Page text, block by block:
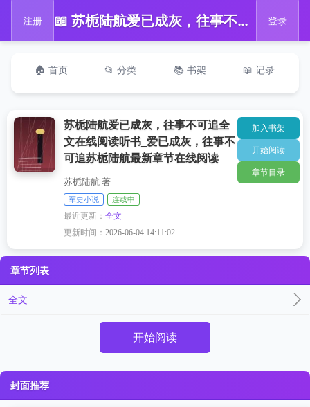
注册 📖 苏栀陆航爱已成灰，往事不可追全文在线阅读听书_爱已成灰，往事不可追苏栀陆航最新章节在线阅读 登录
🏠 首页 📂 分类 📚 书架 📖 记录
苏栀陆航爱已成灰，往事不可追全
文在线阅读听书_爱已成灰，往事不
可追苏栀陆航最新章节在线阅读
苏栀陆航 著
军史小说 连载中
最近更新：全文
更新时间：2026-06-04 14:11:02
加入书架
开始阅读
章节目录
章节列表
全文
开始阅读
封面推荐